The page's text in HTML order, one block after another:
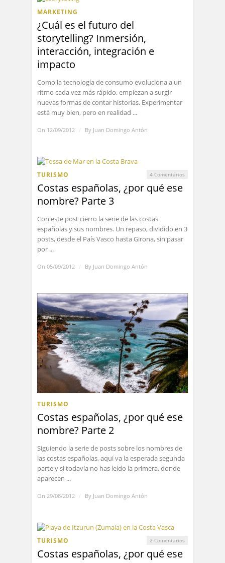
MARKETING
¿Cuál es el futuro del
storytelling? Inmersión,
interacción, integración e
impacto
Como la tecnología de consumo evoluciona a un
ritmo cada vez más rápido, empiezan a surgir
nuevas formas de contar historias. Experimentar
está muy bien, pero en realidad ...
On 12/09/2012 / By Juan Domingo Antón
TURISMO 4 Comentarios
Costas españolas, ¿por qué ese
nombre? Parte 3
Con este post cierro la serie de las costas
españolas y sus nombres. Un repaso, dividido en 3
posts, desde el País Vasco hasta Girona, sin pasar
por ...
On 05/09/2012 / By Juan Domingo Antón
TURISMO
Costas españolas, ¿por qué ese
nombre? Parte 2
Siguiendo la serie de posts sobre los nombres de
las costas españolas, aquí va la esperada segunda
parte y si todavía no has leído la primera, donde
aparecen ...
On 29/08/2012 / By Juan Domingo Antón
TURISMO 2 Comentarios
Costas españolas, ¿por qué ese